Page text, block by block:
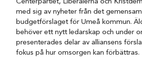
Centerpartiet, Liberalerna och
med sig av nyheter från det
budgetförslaget för Umeå kommun.
behöver ett nytt ledarskap och under
presenterades delar av alliansens
fokus på hur omsorgen kan förbättras.